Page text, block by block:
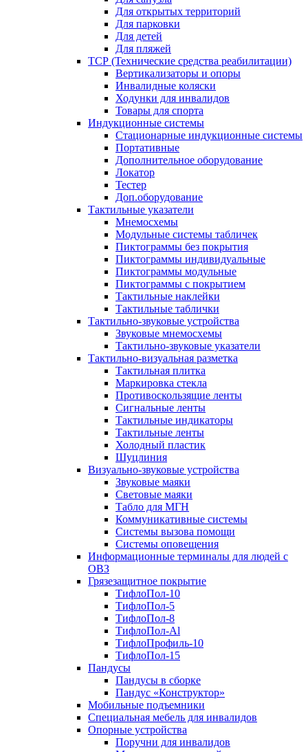
Для открытых территорий
Для парковки
Для детей
Для пляжей
ТСР (Технические средства реабилитации)
Вертикализаторы и опоры
Инвалидные коляски
Ходунки для инвалидов
Товары для спорта
Индукционные системы
Стационарные индукционные системы
Портативные
Дополнительное оборудование
Локатор
Тестер
Доп.оборудование
Тактильные указатели
Мнемосхемы
Модульные системы табличек
Пиктограммы без покрытия
Пиктограммы индивидуальные
Пиктограммы модульные
Пиктограммы с покрытием
Тактильные наклейки
Тактильные таблички
Тактильно-звуковые устройства
Звуковые мнемосхемы
Тактильно-звуковые указатели
Тактильно-визуальная разметка
Тактильная плитка
Маркировка стекла
Противоскользящие ленты
Сигнальные ленты
Тактильные индикаторы
Тактильные ленты
Холодный пластик
Шуцлиния
Визуально-звуковые устройства
Звуковые маяки
Световые маяки
Табло для МГН
Коммуникативные системы
Системы вызова помощи
Системы оповещения
Информационные терминалы для людей с
ОВЗ
Грязезащитное покрытие
ТифлоПол-10
ТифлоПол-5
ТифлоПол-8
ТифлоПол-Al
ТифлоПрофиль-10
ТифлоПол-15
Пандусы
Пандусы в сборке
Пандус «Конструктор»
Мобильные подъемники
Специальная мебель для инвалидов
Опорные устройства
Поручни для инвалидов